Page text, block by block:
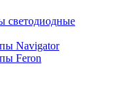
Navigator
Feron